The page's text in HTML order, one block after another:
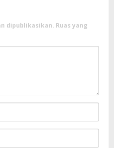
dipublikasikan. Ruas yang